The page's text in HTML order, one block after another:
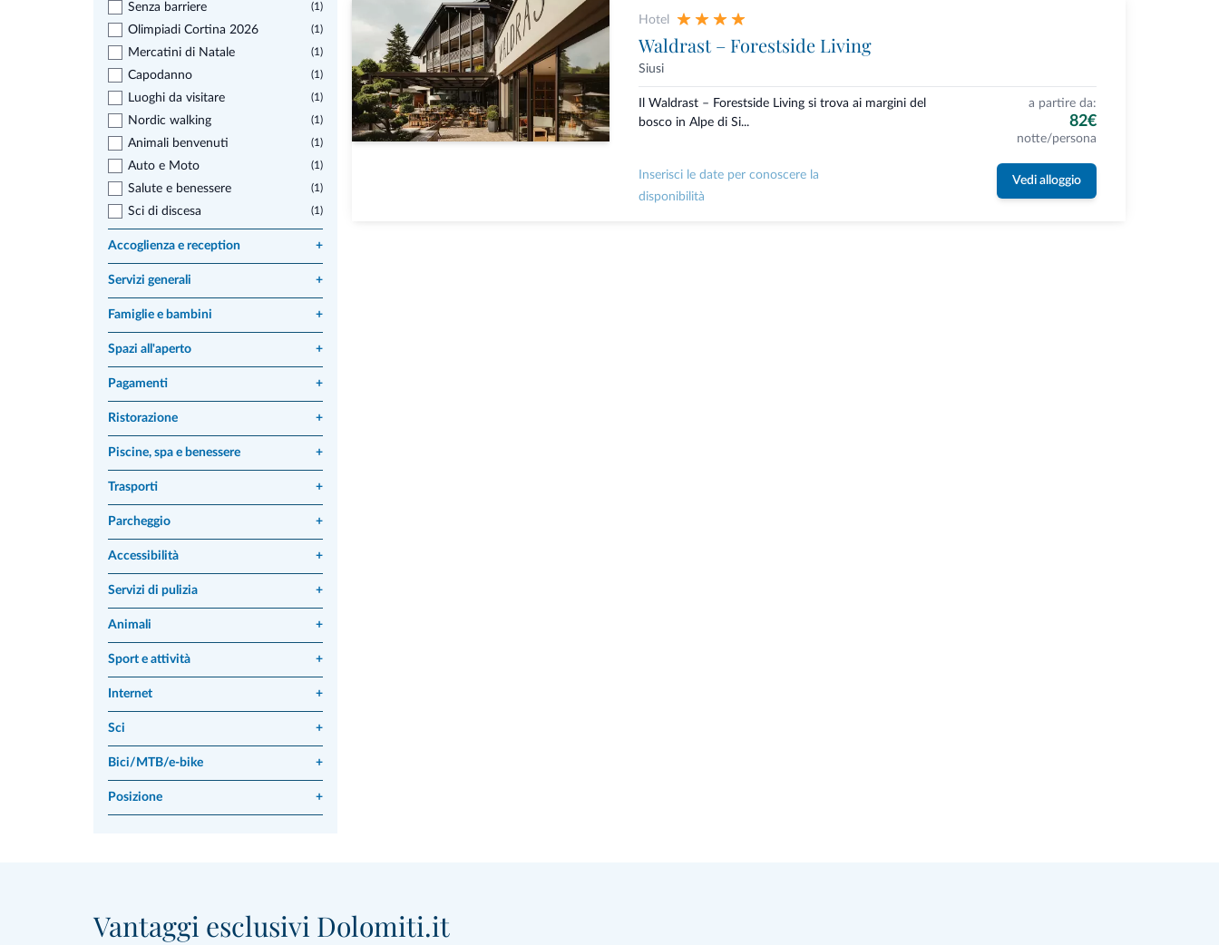
Senza barriere (1)
Olimpiadi Cortina 2026 (1)
Mercatini di Natale (1)
Capodanno (1)
Luoghi da visitare (1)
Nordic walking (1)
Animali benvenuti (1)
Auto e Moto (1)
Salute e benessere (1)
Sci di discesa (1)
Accoglienza e reception +
Servizi generali +
Famiglie e bambini +
Spazi all'aperto +
Pagamenti +
Ristorazione +
Piscine, spa e benessere +
Trasporti +
Parcheggio +
Accessibilità +
Servizi di pulizia +
Animali +
Sport e attività +
Internet +
Sci +
Bici/MTB/e-bike +
Posizione +
Hotel
Waldrast – Forestside Living
Siusi
Il Waldrast – Forestside Living si trova ai margini del
bosco in Alpe di Si...
a partire da:
82€
notte/persona
Inserisci le date per conoscere la
disponibilità
Vedi alloggio
Vantaggi esclusivi Dolomiti.it